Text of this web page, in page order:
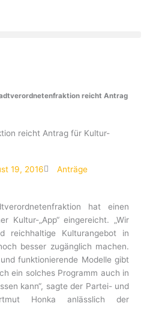
reicht Antrag
reicht Antrag für Kultur-
19, 2016 Anträge
hat einen
Kultur-„App“ eingereicht. „Wir
reichhaltige Kulturangebot in
besser zugänglich machen.
funktionierende Modelle gibt
ein solches Programm auch in
kann“, sagte der Partei- und
Honka anlässlich der